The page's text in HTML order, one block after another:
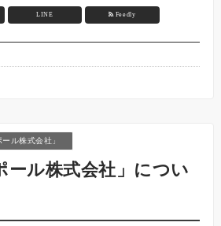
LINE Feedly
ル株式会社」
ール株式会社」につい